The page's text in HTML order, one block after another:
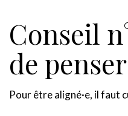
Conseil
de
Pour être aligné·e, il faut